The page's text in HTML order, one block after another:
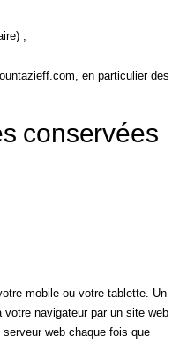
;
en particulier des
conservées
mobile ou votre tablette. Un
navigateur par un site web
web chaque fois que